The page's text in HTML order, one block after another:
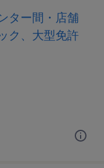
ター間・店舗
ク、大型免許